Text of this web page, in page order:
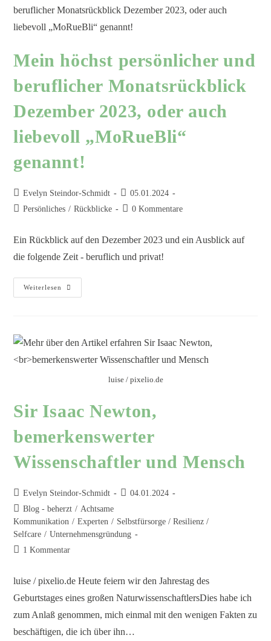
Mein höchst persönlicher und
beruflicher Monatsrückblick
Dezember 2023, oder auch
liebevoll „MoRueBli“
genannt!
Evelyn Steindor-Schmidt
05.01.2024
Persönliches / Rückblicke 0 Kommentare
Ein Rückblick auf den Dezember 2023 und ein Ausblick auf
die folgende Zeit - beruflich und privat!
Weiterlesen
luise / pixelio.de
Sir Isaac Newton,
bemerkenswerter
Wissenschaftler und Mensch
Evelyn Steindor-Schmidt
04.01.2024
Blog - beherzt / Achtsame
Kommunikation / Experten / Selbstfürsorge / Resilienz /
Selfcare / Unternehmensgründung
1 Kommentar
luise / pixelio.de Heute feiern wir den Jahrestag des
Geburtstages eines großen NaturwissenschaftlersDies habe ich
zum Anlaß genommen, mich einmal mit den wenigen Fakten zu
beschäftigen, die ich über ihn…